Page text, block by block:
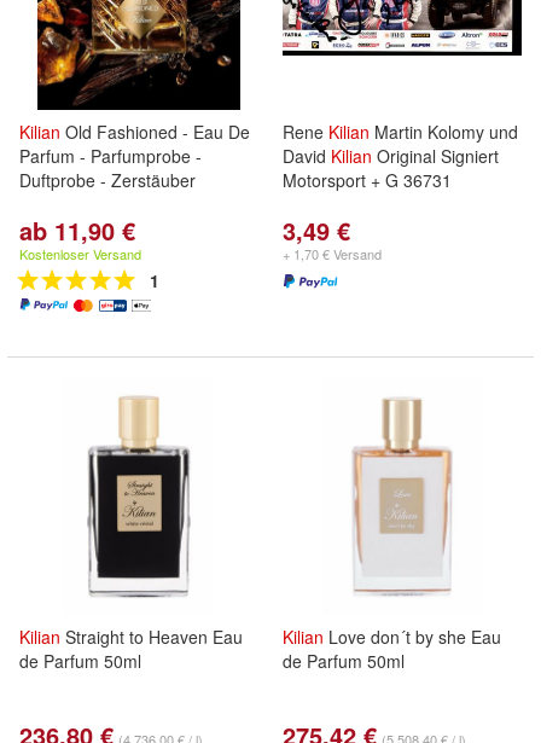
Kilian Old Fashioned - Eau De
Parfum - Parfumprobe -
Duftprobe - Zerstäuber
ab 11,90 €
Kostenloser Versand
1
Rene Kilian Martin Kolomy und
David Kilian Original Signiert
Motorsport + G 36731
3,49 €
+ 1,70 € Versand
Kilian Straight to Heaven Eau
de Parfum 50ml
236,80 €
Kilian Love don´t by she Eau
de Parfum 50ml
275,42 €